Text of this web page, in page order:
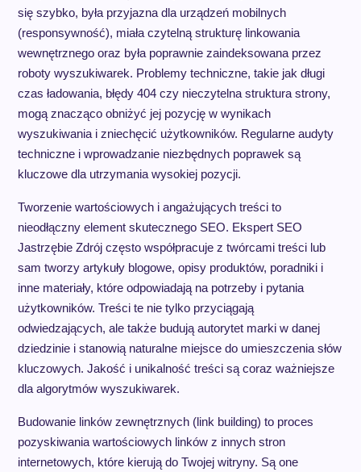
się szybko, była przyjazna dla urządzeń mobilnych
(responsywność), miała czytelną strukturę linkowania
wewnętrznego oraz była poprawnie zaindeksowana przez
roboty wyszukiwarek. Problemy techniczne, takie jak długi
czas ładowania, błędy 404 czy nieczytelna struktura strony,
mogą znacząco obniżyć jej pozycję w wynikach
wyszukiwania i zniechęcić użytkowników. Regularne audyty
techniczne i wprowadzanie niezbędnych poprawek są
kluczowe dla utrzymania wysokiej pozycji.
Tworzenie wartościowych i angażujących treści to
nieodłączny element skutecznego SEO. Ekspert SEO
Jastrzębie Zdrój często współpracuje z twórcami treści lub
sam tworzy artykuły blogowe, opisy produktów, poradniki i
inne materiały, które odpowiadają na potrzeby i pytania
użytkowników. Treści te nie tylko przyciągają
odwiedzających, ale także budują autorytet marki w danej
dziedzinie i stanowią naturalne miejsce do umieszczenia słów
kluczowych. Jakość i unikalność treści są coraz ważniejsze
dla algorytmów wyszukiwarek.
Budowanie linków zewnętrznych (link building) to proces
pozyskiwania wartościowych linków z innych stron
internetowych, które kierują do Twojej witryny. Są one